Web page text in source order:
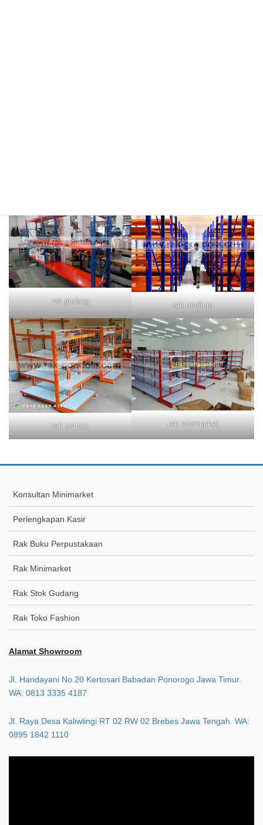
rak gudang rak medium
rak orange rak minimarket
Konsultan Minimarket
Perlengkapan Kasir
Rak Buku Perpustakaan
Rak Minimarket
Rak Stok Gudang
Rak Toko Fashion
Alamat Showroom
Jl. Handayani No.20 Kertosari Babadan Ponorogo Jawa Timur.
WA: 0813 3335 4187
Jl. Raya Desa Kaliwlingi RT 02 RW 02 Brebes Jawa Tengah. WA:
0895 1842 1110